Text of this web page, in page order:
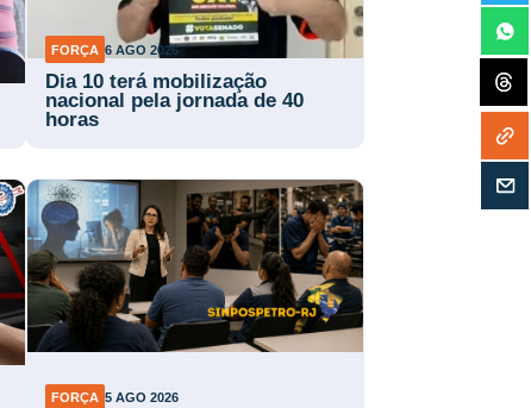
FORÇA 6 AGO 2026
Dia 10 terá mobilização
nacional pela jornada de 40
horas
FORÇA 5 AGO 2026